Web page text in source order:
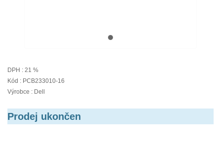
DPH : 21 %
Kód : PCB233010-16
Výrobce : Dell
Prodej ukončen